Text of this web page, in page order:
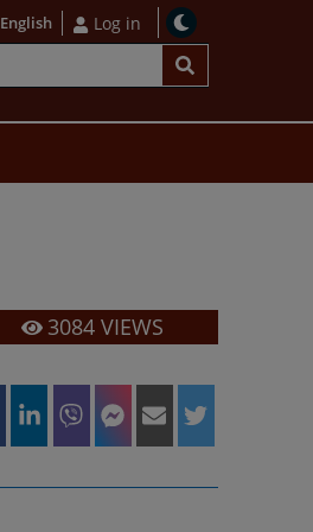
English Log in
3084 VIEWS